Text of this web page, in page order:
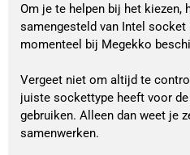
Om je te helpen bij het kiezen,
samengesteld van Intel socket
momenteel bij Megekko
Vergeet niet om altijd te
juiste sockettype heeft voor
gebruiken. Alleen dan weet je
samenwerken.